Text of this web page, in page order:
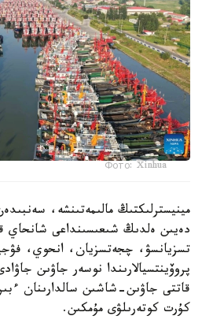
Фото: Xinhua
مينيسترلىكتىڭ مالىمەتىنشە،
دەيىن ەلدىڭ شىعىسىنداعى شانحاي
تسزيانسۋ، چجەتسزيان، انحوي،
پروۆينتسيالارىندا نوسەر جاۋىن
قاتتى جاۋىن-شاشىن سالدارىنان
كۇرت كوتەرىلۋى مۇمكىن.